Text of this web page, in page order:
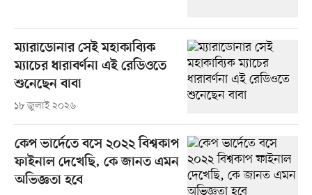
ম্যারাডোনার সেই মহাকাব্যিক
ম্যাচের ধারাবর্ণনা এই রেডিওতে
শুনেছেন বাবা
১৮ জুলাই ২০২৬
কেপ ভার্দেতে বসে ২০২২ বিশ্বকাপ
ফাইনাল দেখেছি, কে জানত এমন
অভিজ্ঞতা হবে